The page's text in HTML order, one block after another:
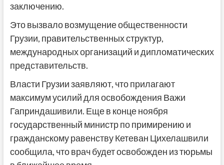
заключению.
Это вызвало возмущение общественности
Грузии, правительственных структур,
международных организаций и дипломатических
представительств.
Власти Грузии заявляют, что прилагают
максимум усилий для освобождения Важи
Гаприндашивили. Еще в конце ноября
государственный министр по примирению и
гражданскому равенству Кетеван Цихелашвили
сообщила, что врач будет освобожден из тюрьмы